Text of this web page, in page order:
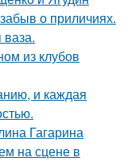
о приличиях.
из клубов
и каждая
Гагарина
на сцене в